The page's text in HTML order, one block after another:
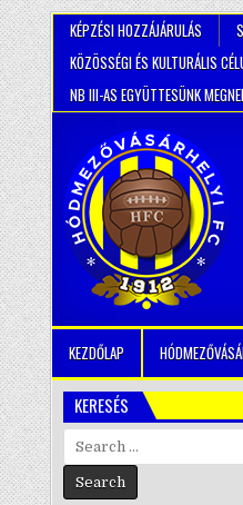
KÉPZÉSI HOZZÁJÁRULÁS
KÖZÖSSÉGI ÉS KULTURÁLIS
NB III-AS EGYÜTTESÜNK
KEZDŐLAP
KERESÉS
Search
for: